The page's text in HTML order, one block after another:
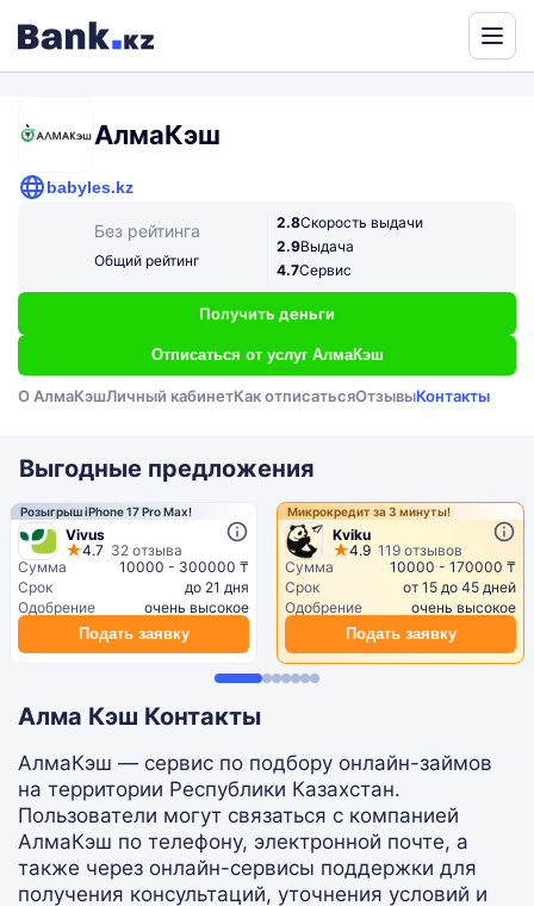
АлмаКэш
babyles.kz
Без рейтинга
Общий рейтинг
2.8Скорость выдачи
2.9Выдача
4.7Сервис
Получить деньги
Отписаться от услуг АлмаКэш
О АлмаКэшЛичный кабинетКак отписатьсяОтзывыКонтакты
Выгодные предложения
Розыгрыш iPhone 17 Pro Max!
Vivus
4.7 32 отзыва
Сумма
10000 - 300000 ₸
Срок
до 21 дня
Одобрение
очень высокое
Подать заявку
Микрокредит за 3 минуты!
Kviku
4.9 119 отзывов
Сумма
10000 - 170000 ₸
Срок
от 15 до 45 дней
Одобрение
очень высокое
Подать заявку
Алма Кэш Контакты
АлмаКэш — сервис по подбору онлайн-займов
на территории Республики Казахстан.
Пользователи могут связаться с компанией
АлмаКэш по телефону, электронной почте, а
также через онлайн-сервисы поддержки для
получения консультаций, уточнения условий и